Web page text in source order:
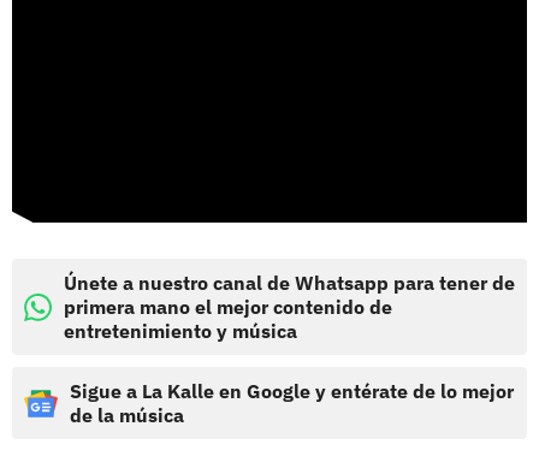
Únete a nuestro canal de Whatsapp para tener de
primera mano el mejor contenido de
entretenimiento y música
Sigue a La Kalle en Google y entérate de lo mejor
de la música